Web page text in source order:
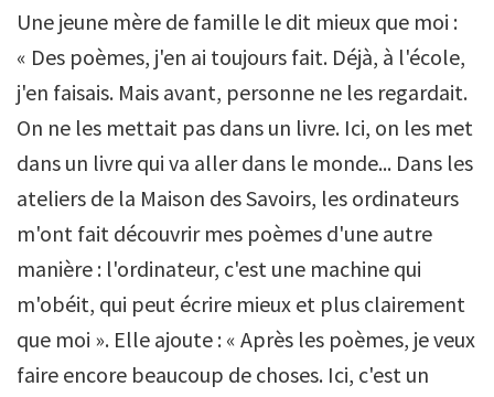
Une jeune mère de famille le dit mieux que moi :
« Des poèmes, j'en ai toujours fait. Déjà, à l'école,
j'en faisais. Mais avant, personne ne les regardait.
On ne les mettait pas dans un livre. Ici, on les met
dans un livre qui va aller dans le monde... Dans les
ateliers de la Maison des Savoirs, les ordinateurs
m'ont fait découvrir mes poèmes d'une autre
manière : l'ordinateur, c'est une machine qui
m'obéit, qui peut écrire mieux et plus clairement
que moi ». Elle ajoute : « Après les poèmes, je veux
faire encore beaucoup de choses. Ici, c'est un